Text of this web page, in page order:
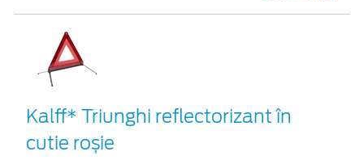
Kalff* Triunghi reflectorizant în
cutie roșie